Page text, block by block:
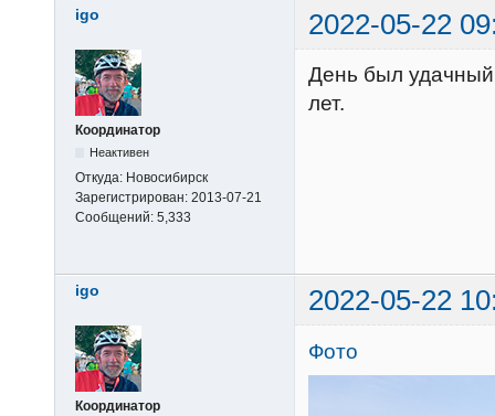
igo 2022-05-22
Координатор
Неактивен
Откуда: Новосибирск
Зарегистрирован: 2013-07-21
Сообщений: 5,333
День был
лет.
igo 2022-05-22
Координатор
Фото